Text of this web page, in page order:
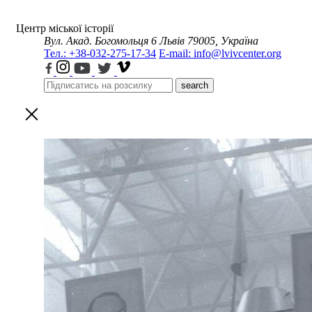
Центр міської історії
Вул. Акад. Богомольця 6 Львів 79005, Україна
Тел.: +38-032-275-17-34 E-mail: info@lvivcenter.org
search